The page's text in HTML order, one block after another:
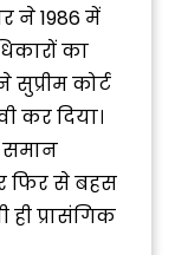
ने 1986 में
का
कोर्ट
कर दिया।
समान
फिर से बहस
प्रासंगिक